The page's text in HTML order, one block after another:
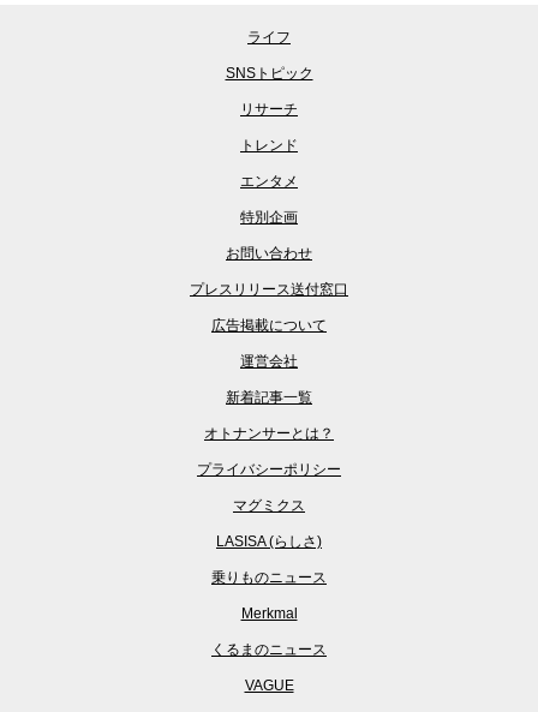
ライフ
SNSトピック
リサーチ
トレンド
エンタメ
特別企画
お問い合わせ
プレスリリース送付窓口
広告掲載について
運営会社
新着記事一覧
オトナンサーとは？
プライバシーポリシー
マグミクス
LASISA (らしさ)
乗りものニュース
Merkmal
くるまのニュース
VAGUE